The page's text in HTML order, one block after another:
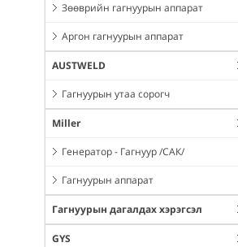
Зөөврийн гагнуурын аппарат
Аргон гагнуурын аппарат
AUSTWELD
Гагнуурын утаа сорогч
Miller
Генератор - Гагнуур /САК/
Гагнуурын аппарат
Гагнуурын дагалдах хэрэгсэл
GYS